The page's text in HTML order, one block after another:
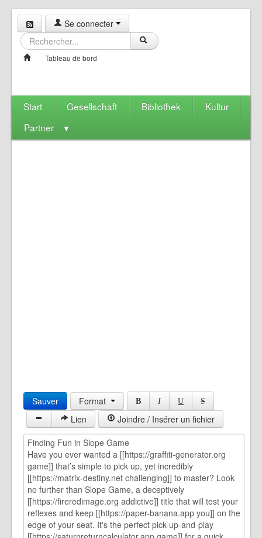
Se connecter
Tableau de bord
Start Gesellschaft Bibliothek
Kultur
Partner
▼
Sauver Format B I U S
Lien Joindre / Insérer un fichier